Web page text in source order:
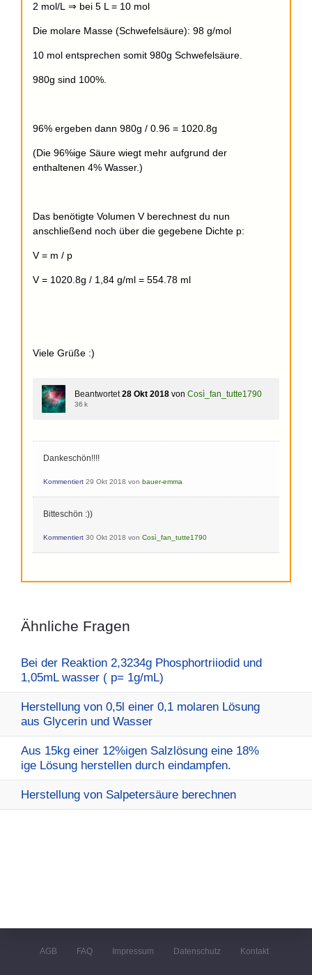
2 mol/L ⇒ bei 5 L = 10 mol
Die molare Masse (Schwefelsäure): 98 g/mol
10 mol entsprechen somit 980g Schwefelsäure.
980g sind 100%.
96% ergeben dann 980g / 0.96 = 1020.8g
(Die 96%ige Säure wiegt mehr aufgrund der
enthaltenen 4% Wasser.)
Das benötigte Volumen V berechnest du nun
anschließend noch über die gegebene Dichte p:
V = m / p
V = 1020.8g / 1,84 g/ml = 554.78 ml
Viele Grüße :)
Beantwortet 28 Okt 2018 von Così_fan_tutte1790
36 k
Dankeschön!!!!
Kommentiert 29 Okt 2018 von bauer-emma
Bitteschön :))
Kommentiert 30 Okt 2018 von Così_fan_tutte1790
Ähnliche Fragen
Bei der Reaktion 2,3234g Phosphortriiodid und
1,05mL wasser ( p= 1g/mL)
Herstellung von 0,5l einer 0,1 molaren Lösung
aus Glycerin und Wasser
Aus 15kg einer 12%igen Salzlösung eine 18%
ige Lösung herstellen durch eindampfen.
Herstellung von Salpetersäure berechnen
AGB FAQ Impressum Datenschutz Kontakt